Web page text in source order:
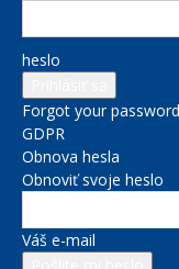
heslo
Forgot your
GDPR
Obnova hesla
Obnoviť svoje heslo
Váš e-mail